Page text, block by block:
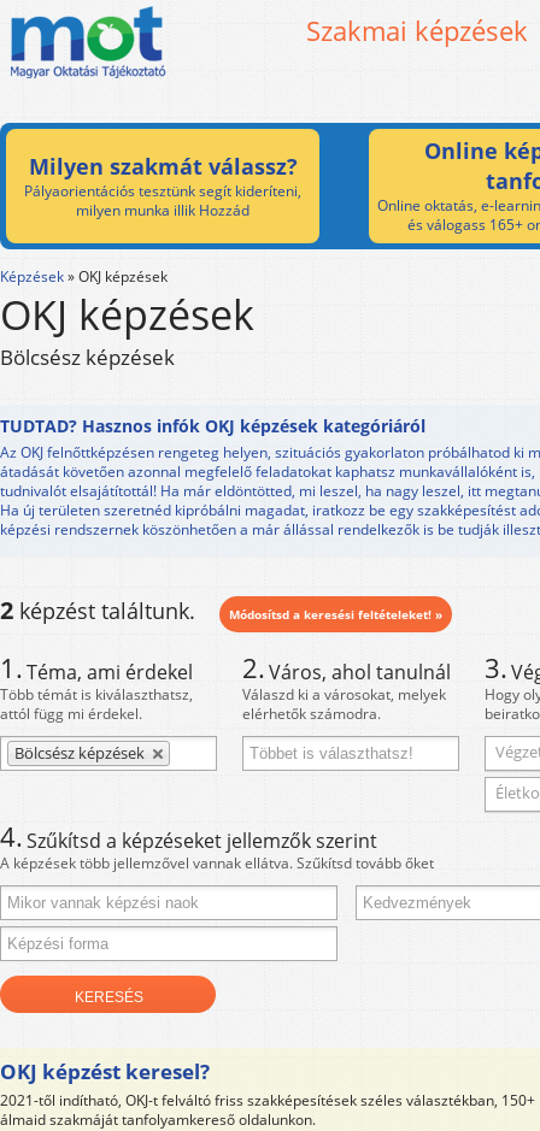
Szakmai képzések
Milyen szakmát válassz?
Pályaorientációs tesztünk segít kideríteni,
milyen munka illik Hozzád
Online
Online oktatás, e-
és válogass 165+
Képzések»OKJ képzések
OKJ képzések
Bölcsész képzések
TUDTAD? Hasznos infók OKJ képzések kategóriáról
Az OKJ felnőttképzésen rengeteg helyen, szituációs gyakorlaton próbálhatod ki
átadását követően azonnal megfelelő feladatokat kaphatsz munkavállalóként
tudnivalót elsajátítottál! Ha már eldöntötted, mi leszel, ha nagy leszel, itt
Ha új területen szeretnéd kipróbálni magadat, iratkozz be egy szakképesítést
képzési rendszernek köszönhetően a már állással rendelkezők is be tudják
2 képzést találtunk. Módosítsd a keresési feltételeket! »
1.Téma, ami érdekel
Több témát is kiválaszthatsz,
attól függ mi érdekel.
Bölcsész képzések
2.Város, ahol tanulnál
Válaszd ki a városokat, melyek
elérhetők számodra.
3.
Hogy
4.Szűkítsd a képzéseket jellemzők szerint
A képzések több jellemzővel vannak ellátva. Szűkítsd tovább őket
OKJ képzést keresel?
2021-től indítható, OKJ-t felváltó friss szakképesítések széles választékban,
álmaid szakmáját tanfolyamkereső oldalunkon.